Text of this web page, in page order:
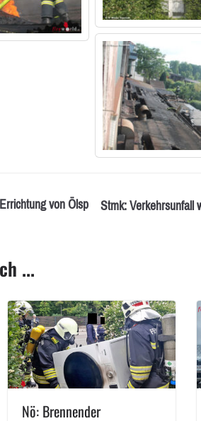
von Ölsp Stmk: Verkehrsunfall
...
Nö: Brennender